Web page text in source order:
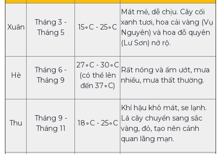
Xuân
Tháng 3 -
Tháng 5
15∘C - 25∘C
Mát mẻ, dễ chịu. Cây cối
xanh tươi, hoa cải vàng (Vụ
Nguyên) và hoa đỗ quyên
(Lư Sơn) nở rộ.
Hè
Tháng 6 -
Tháng 9
27∘C - 30∘C
(có thể lên
đến 37∘C)
Rất nóng và ẩm ướt, mưa
nhiều, mưa thất thường.
Thu
Tháng 9 -
Tháng 11
18∘C - 25∘C
Khí hậu khô mát, se lạnh.
Lá cây chuyển sang sắc
vàng, đỏ, tạo nên cảnh
quan lãng mạn.